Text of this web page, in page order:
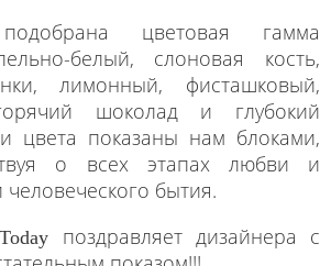
цветовая гамма
белый, слоновая кость,
лимонный, фисташковый,
шоколад и глубокий
цвета показаны нам блоками,
о всех этапах любви и
человеческого бытия.
поздравляет дизайнера с